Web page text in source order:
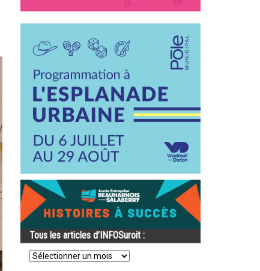
Tous les articles d’INFOSuroit :
Tous
les